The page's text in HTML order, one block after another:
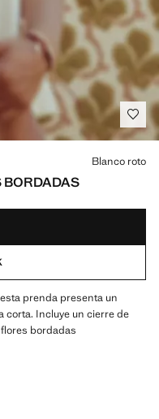
BORDADAS
Blanco roto
prenda presenta un
corta. Incluye un cierre de
bordadas